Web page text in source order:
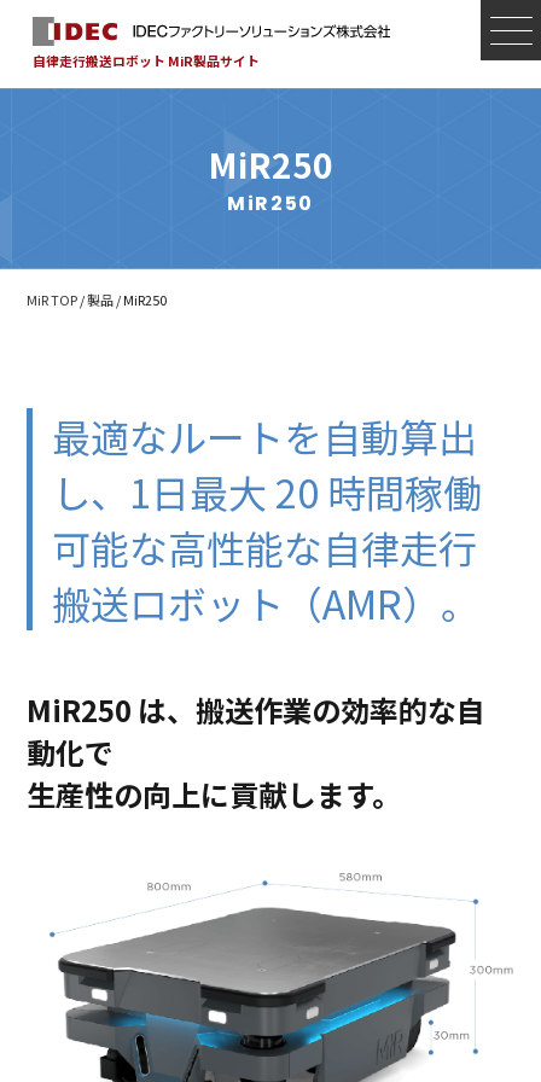
自律走行搬送ロボット MiR製品サイト
MiR250
MiR250
MiR TOP/製品/ MiR250
最適なルートを自動算出
し、 1日最大 20 時間稼働
可能な高性能な自律走行
搬送ロボット（AMR）。
MiR250 は、搬送作業の効率的な自
動化で
生産性の向上に貢献します。